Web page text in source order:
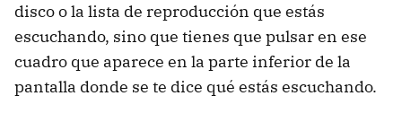
disco o la lista de reproducción que estás
escuchando, sino que tienes que pulsar en ese
cuadro que aparece en la parte inferior de la
pantalla donde se te dice qué estás escuchando.